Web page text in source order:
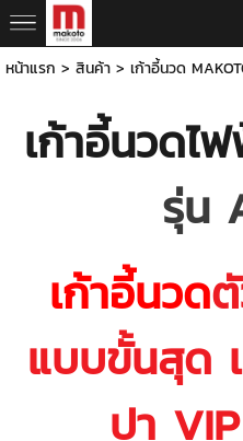
หน้าแรก > สินค้า> เก้าอี้นวด
เก้าอี้นวดไ
รุ่น
เก้าอี้นวด
แบบขั้นสุด
ปา